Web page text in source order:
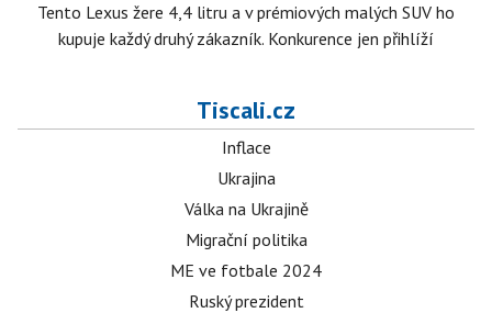
Tento Lexus žere 4,4 litru a v prémiových malých SUV ho
kupuje každý druhý zákazník. Konkurence jen přihlíží
Tiscali.cz
Inflace
Ukrajina
Válka na Ukrajině
Migrační politika
ME ve fotbale 2024
Ruský prezident